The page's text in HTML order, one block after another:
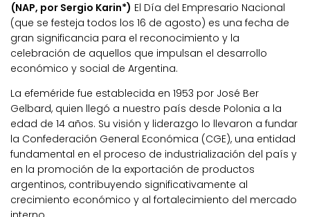
(NAP, por Sergio Karin*) El Día del Empresario Nacional
(que se festeja todos los 16 de agosto) es una fecha de
gran significancia para el reconocimiento y la
celebración de aquellos que impulsan el desarrollo
económico y social de Argentina.
La efeméride fue establecida en 1953 por José Ber
Gelbard, quien llegó a nuestro país desde Polonia a la
edad de 14 años. Su visión y liderazgo lo llevaron a fundar
la Confederación General Económica (CGE), una entidad
fundamental en el proceso de industrialización del país y
en la promoción de la exportación de productos
argentinos, contribuyendo significativamente al
crecimiento económico y al fortalecimiento del mercado